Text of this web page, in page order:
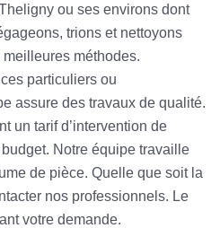
ou ses environs dont
trions et nettoyons
méthodes.
particuliers ou
assure des travaux de qualité.
un tarif d’intervention de
Notre équipe travaille
de pièce. Quelle que soit la
nos professionnels. Le
votre demande.